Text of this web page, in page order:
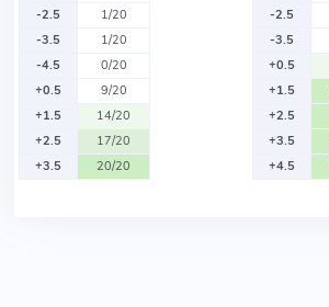
-2.5
1/20
-3.5
1/20
-4.5
0/20
+0.5
9/20
+1.5
14/20
+2.5
17/20
+3.5
20/20
-2.5
-3.5
+0.5
+1.5
+2.5
+3.5
+4.5